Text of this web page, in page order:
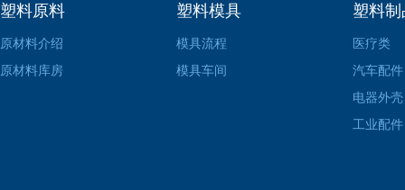
塑料原料
原材料介绍
原材料库房
塑料模具
模具流程
模具车间
塑料制
医疗类
汽车配件
电器外壳
工业配件